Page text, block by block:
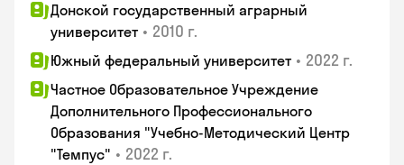
Донской государственный аграрный
университет • 2010 г.
Южный федеральный университет • 2022 г.
Частное Образовательное Учреждение
Дополнительного Профессионального
Образования "Учебно-Методический Центр
"Темпус" • 2022 г.